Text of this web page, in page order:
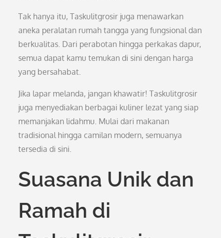
Tak hanya itu, Taskulitgrosir juga menawarkan
aneka peralatan rumah tangga yang fungsional dan
berkualitas. Dari perabotan hingga perkakas dapur,
semua dapat kamu temukan di sini dengan harga
yang bersahabat.
Jika lapar melanda, jangan khawatir! Taskulitgrosir
juga menyediakan berbagai kuliner lezat yang siap
memanjakan lidahmu. Mulai dari makanan
tradisional hingga camilan modern, semuanya
tersedia di sini.
Suasana Unik dan
Ramah di